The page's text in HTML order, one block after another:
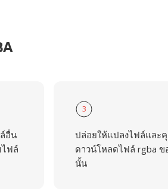
อื่น
ไฟล์
3
ปล่อยให้แปลงไฟล์และ
ดาวน์โหลดไฟล์ rgba
นั้น